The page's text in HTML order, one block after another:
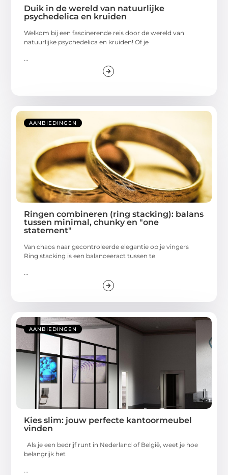
Duik in de wereld van natuurlijke
psychedelica en kruiden
Welkom bij een fascinerende reis door de wereld van
natuurlijke psychedelica en kruiden! Of je
...
AANBIEDINGEN
Ringen combineren (ring stacking): balans
tussen minimal, chunky en "one
statement"
Van chaos naar gecontroleerde elegantie op je vingers
Ring stacking is een balanceeract tussen te
AANBIEDINGEN
Kies slim: jouw perfecte kantoormeubel
vinden
Als je een bedrijf runt in Nederland of België, weet je hoe
belangrijk het
...